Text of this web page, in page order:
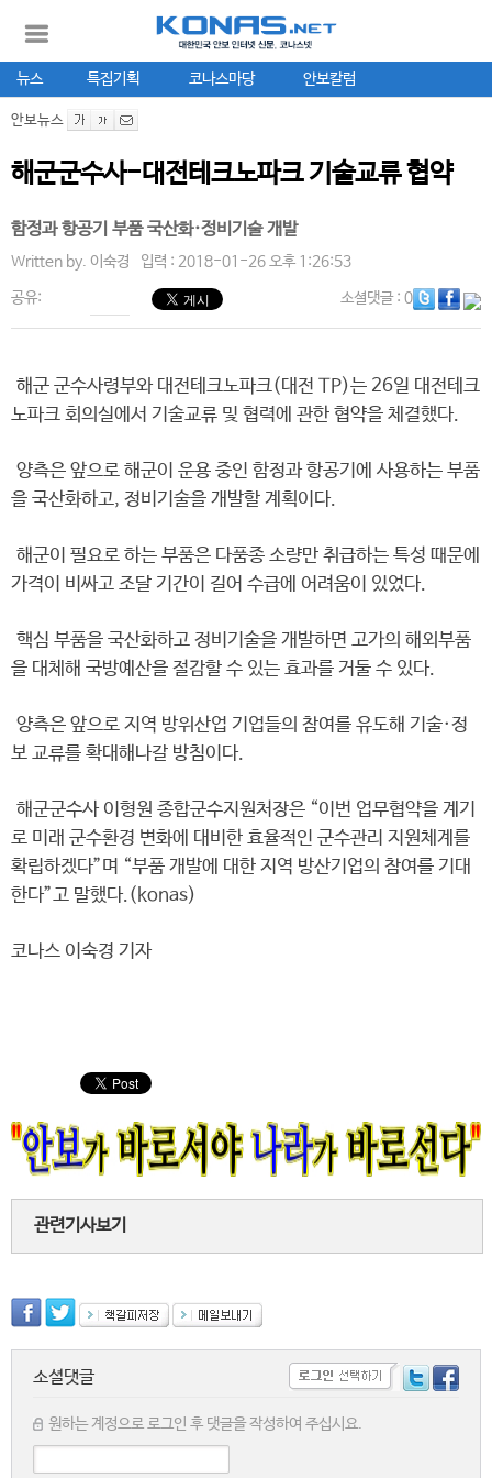
뉴스 특집기획 코나스마당 안보칼럼
안보뉴스
해군군수사-대전테크노파크 기술교류 협약
함정과 항공기 부품 국산화·정비기술 개발
Written by. 이숙경 입력 : 2018-01-26 오후 1:26:53
공유: 소셜댓글: 0
해군 군수사령부와 대전테크노파크(대전 TP)는 26일 대전테크
노파크 회의실에서 기술교류 및 협력에 관한 협약을 체결했다.
양측은 앞으로 해군이 운용 중인 함정과 항공기에 사용하는 부품
을 국산화하고, 정비기술을 개발할 계획이다.
해군이 필요로 하는 부품은 다품종 소량만 취급하는 특성 때문에
가격이 비싸고 조달 기간이 길어 수급에 어려움이 있었다.
핵심 부품을 국산화하고 정비기술을 개발하면 고가의 해외부품
을 대체해 국방예산을 절감할 수 있는 효과를 거둘 수 있다.
양측은 앞으로 지역 방위산업 기업들의 참여를 유도해 기술·정
보 교류를 확대해나갈 방침이다.
해군군수사 이형원 종합군수지원처장은 “이번 업무협약을 계기
로 미래 군수환경 변화에 대비한 효율적인 군수관리 지원체계를
확립하겠다”며 “부품 개발에 대한 지역 방산기업의 참여를 기대
한다”고 말했다.(konas)
코나스 이숙경 기자
관련기사보기
소셜댓글
원하는 계정으로 로그인 후 댓글을 작성하여 주십시요.